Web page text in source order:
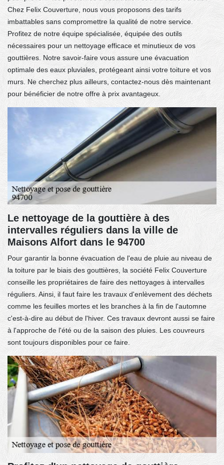
Chez Felix Couverture, nous vous proposons des tarifs
imbattables sans compromettre la qualité de notre service.
Profitez de notre équipe spécialisée, équipée des outils
nécessaires pour un nettoyage efficace et minutieux de vos
gouttières. Notre savoir-faire vous assure une évacuation
optimale des eaux pluviales, protégeant ainsi votre toiture et vos
murs. Ne cherchez plus ailleurs, contactez-nous dès maintenant
pour bénéficier de notre offre à prix avantageux.
Le nettoyage de la gouttière à des
intervalles réguliers dans la ville de
Maisons Alfort dans le 94700
Pour garantir la bonne évacuation de l'eau de pluie au niveau de
la toiture par le biais des gouttières, la société Felix Couverture
conseille les propriétaires de faire des nettoyages à intervalles
réguliers. Ainsi, il faut faire les travaux d'enlèvement des déchets
comme les feuilles mortes et les branches à la fin de l'automne
c'est-à-dire au début de l'hiver. Ces travaux devront aussi se faire
à l'approche de l'été ou de la saison des pluies. Les couvreurs
sont toujours disponibles pour ce faire.